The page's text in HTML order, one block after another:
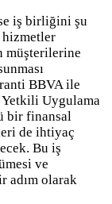
iş birliğini şu
hizmetler
müşterilerine
BBVA ile
Uygulama
bir finansal
de ihtiyaç
Bu iş
ve
adım olarak